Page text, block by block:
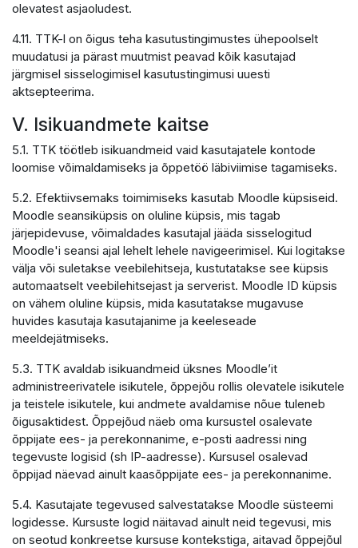
olevatest asjaoludest.
4.11. TTK-l on õigus teha kasutustingimustes ühepoolselt
muudatusi ja pärast muutmist peavad kõik kasutajad
järgmisel sisselogimisel kasutustingimusi uuesti
aktsepteerima.
V. Isikuandmete kaitse
5.1. TTK töötleb isikuandmeid vaid kasutajatele kontode
loomise võimaldamiseks ja õppetöö läbiviimise tagamiseks.
5.2. Efektiivsemaks toimimiseks kasutab Moodle küpsiseid.
Moodle seansiküpsis on oluline küpsis, mis tagab
järjepidevuse, võimaldades kasutajal jääda sisselogitud
Moodle'i seansi ajal lehelt lehele navigeerimisel. Kui logitakse
välja või suletakse veebilehitseja, kustutatakse see küpsis
automaatselt veebilehitsejast ja serverist. Moodle ID küpsis
on vähem oluline küpsis, mida kasutatakse mugavuse
huvides kasutaja kasutajanime ja keeleseade
meeldejätmiseks.
5.3. TTK avaldab isikuandmeid üksnes Moodle’it
administreerivatele isikutele, õppejõu rollis olevatele isikutele
ja teistele isikutele, kui andmete avaldamise nõue tuleneb
õigusaktidest. Õppejõud näeb oma kursustel osalevate
õppijate ees- ja perekonnanime, e-posti aadressi ning
tegevuste logisid (sh IP-aadresse). Kursusel osalevad
õppijad näevad ainult kaasõppijate ees- ja perekonnanime.
5.4. Kasutajate tegevused salvestatakse Moodle süsteemi
logidesse. Kursuste logid näitavad ainult neid tegevusi, mis
on seotud konkreetse kursuse kontekstiga, aitavad õppejõul